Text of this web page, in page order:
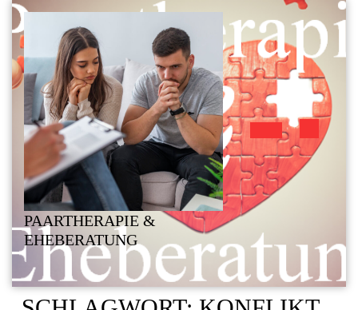
Skip
to
content
PAARTHERAPIE &
EHEBERATUNG
Open
Button